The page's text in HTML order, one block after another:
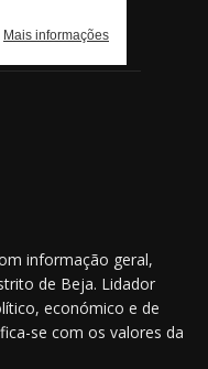
informação geral,
de Beja. Lidador
económico e de
se com os valores da